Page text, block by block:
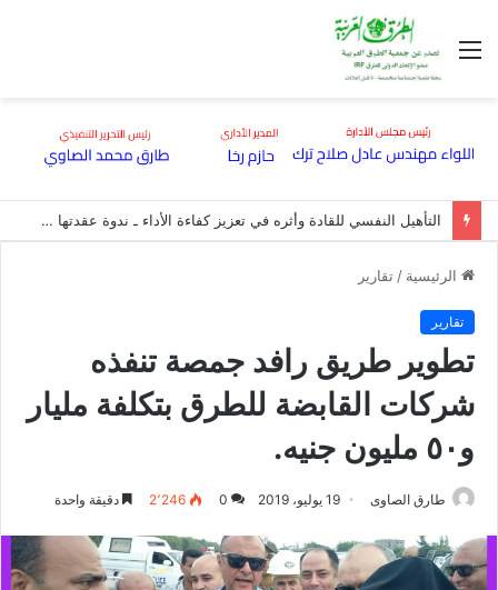
القائمة
التأهيل النفسي للقادة وأثره في تعزيز كفاءة الأداء ـ ندوة عقدتها هيئة الطرق بقاعة مؤتمراتها
الرئيسية / تقارير
تقارير
تطوير طريق رافد جمصة تنفذه
شركات القابضة للطرق بتكلفة مليار
و٥٠ مليون جنيه.
طارق الصاوى 19 يوليو، 2019 0 2٬246 دقيقة واحدة